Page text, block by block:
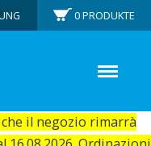
il negozio rimarrà
0PRODUKTE